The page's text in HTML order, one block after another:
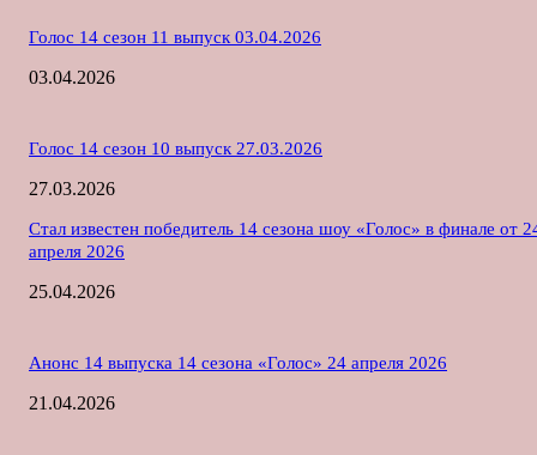
Голос 14 сезон 11 выпуск 03.04.2026
03.04.2026
Голос 14 сезон 10 выпуск 27.03.2026
27.03.2026
Стал известен победитель 14 сезона шоу «Голос» в финале от
апреля 2026
25.04.2026
Анонс 14 выпуска 14 сезона «Голос» 24 апреля 2026
21.04.2026